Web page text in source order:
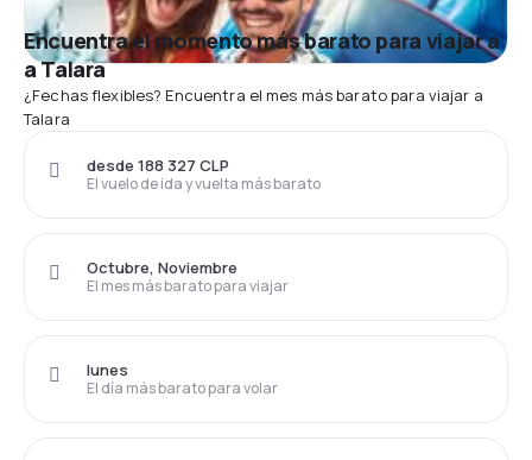
Encuentra el momento más barato para viajar a
a Talara
¿Fechas flexibles? Encuentra el mes más barato para viajar a
Talara
El vuelo de ida y vuelta más barato
desde 188 327 CLP
El mes más barato para viajar
Octubre, Noviembre
El día más barato para volar
lunes